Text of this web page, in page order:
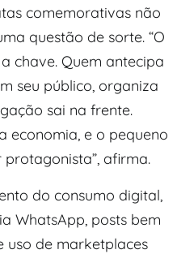
comemorativas não
questão de sorte. “O
chave. Quem antecipa
seu público, organiza
sai na frente.
economia, e o pequeno
afirma.
do consumo digital,
WhatsApp, posts bem
uso de marketplaces